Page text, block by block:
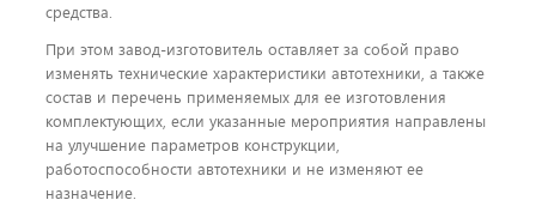
средства.
При этом завод-изготовитель оставляет за собой право
изменять технические характеристики автотехники, а также
состав и перечень применяемых для ее изготовления
комплектующих, если указанные мероприятия направлены
на улучшение параметров конструкции,
работоспособности автотехники и не изменяют ее
назначение.